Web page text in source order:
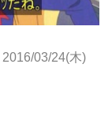
2016/03/24(木)